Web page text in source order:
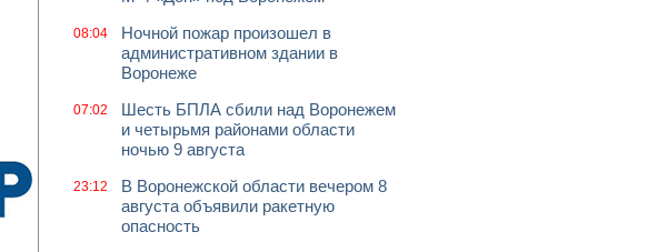
08:04
Ночной пожар произошел в
административном здании в
Воронеже
07:02
Шесть БПЛА сбили над Воронежем
и четырьмя районами области
ночью 9 августа
23:12
В Воронежской области вечером 8
августа объявили ракетную
опасность